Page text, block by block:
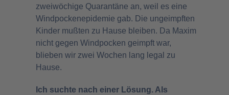
zweiwöchige Quarantäne an, weil es eine
Windpockenepidemie gab. Die ungeimpften
Kinder mußten zu Hause bleiben. Da Maxim
nicht gegen Windpocken geimpft war,
blieben wir zwei Wochen lang legal zu
Hause.
Ich suchte nach einer Lösung. Als